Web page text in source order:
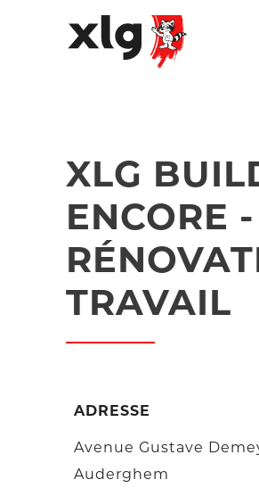
XLG
ENCORE
TRAVAIL
ADRESSE
Avenue Gustave
Auderghem